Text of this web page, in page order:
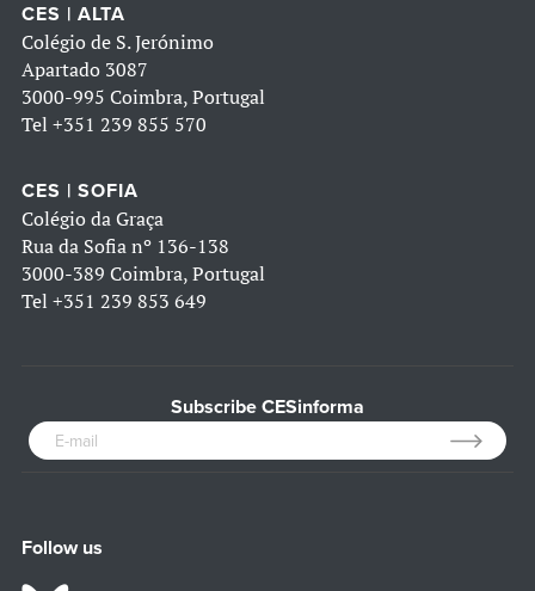
CES | ALTA
Colégio de S. Jerónimo
Apartado 3087
3000-995 Coimbra, Portugal
Tel +351 239 855 570
CES | SOFIA
Colégio da Graça
Rua da Sofia nº 136-138
3000-389 Coimbra, Portugal
Tel +351 239 853 649
Subscribe CESinforma
Follow us